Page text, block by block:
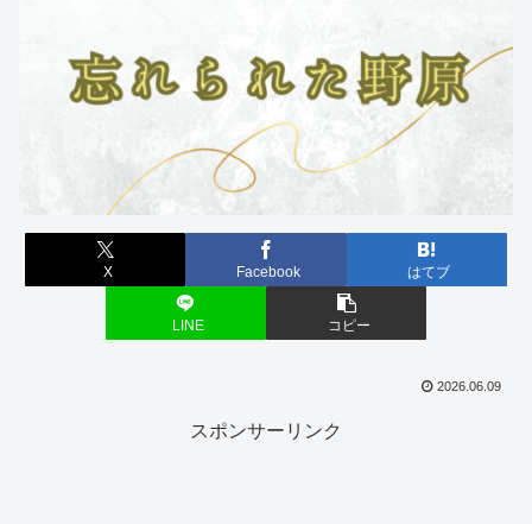
X Facebook はてブ
LINE コピー
2026.06.09
スポンサーリンク